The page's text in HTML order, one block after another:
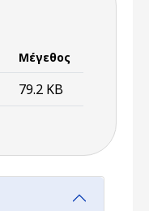
Μέγεθος
79.2 KB